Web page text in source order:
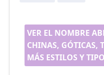
VER EL NOMBRE
CHINAS, GÓTICAS,
MÁS ESTILOS Y